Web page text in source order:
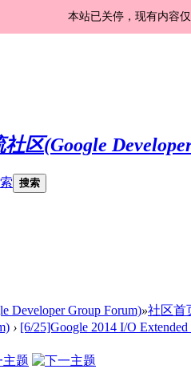
本站已关停，现有内容
搜索
Developer Group Forum)»社区首
› [6/25]Google 2014 I/O